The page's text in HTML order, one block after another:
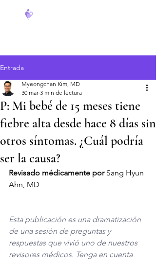
Entrada
P: Mi bebé de 15 meses tiene
fiebre alta desde hace 8 días sin
otros síntomas. ¿Cuál podría
ser la causa?
Myeongchan Kim, MD
30 mar 3 min de lectura
Revisado médicamente por Sang Hyun
Ahn, MD
Esta publicación es una dramatización
de una sesión de preguntas y
respuestas que vivió uno de nuestros
revisores médicos. Tenga en cuenta